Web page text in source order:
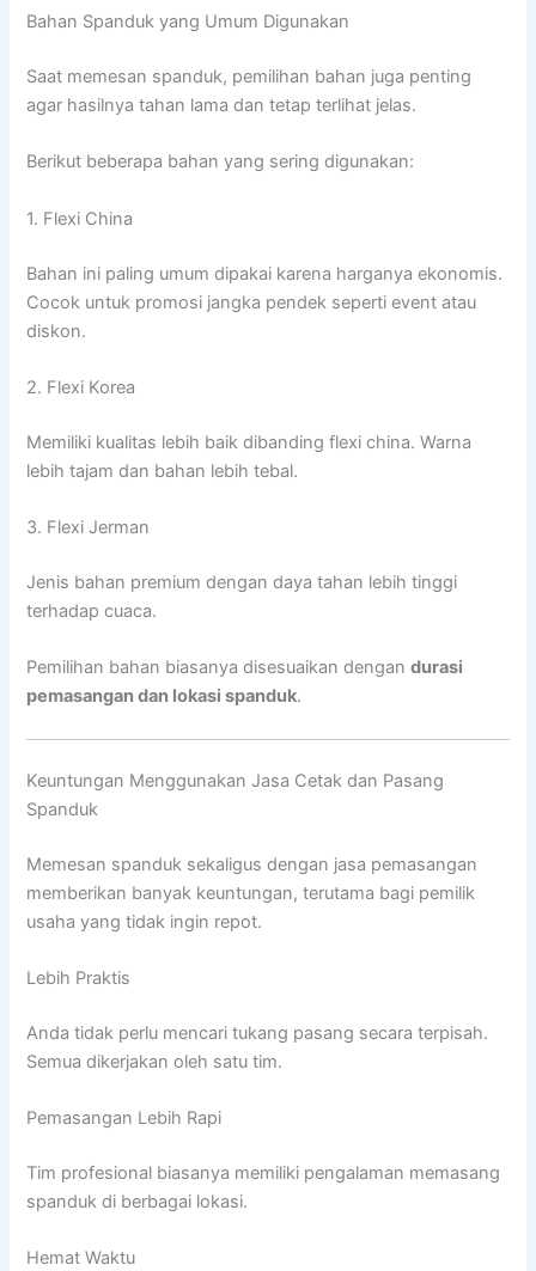
Bahan Spanduk yang Umum Digunakan
Saat memesan spanduk, pemilihan bahan juga penting
agar hasilnya tahan lama dan tetap terlihat jelas.
Berikut beberapa bahan yang sering digunakan:
1. Flexi China
Bahan ini paling umum dipakai karena harganya ekonomis.
Cocok untuk promosi jangka pendek seperti event atau
diskon.
2. Flexi Korea
Memiliki kualitas lebih baik dibanding flexi china. Warna
lebih tajam dan bahan lebih tebal.
3. Flexi Jerman
Jenis bahan premium dengan daya tahan lebih tinggi
terhadap cuaca.
Pemilihan bahan biasanya disesuaikan dengandurasi
pemasangan dan lokasi spanduk.
Keuntungan Menggunakan Jasa Cetak dan Pasang
Spanduk
Memesan spanduk sekaligus dengan jasa pemasangan
memberikan banyak keuntungan, terutama bagi pemilik
usaha yang tidak ingin repot.
Lebih Praktis
Anda tidak perlu mencari tukang pasang secara terpisah.
Semua dikerjakan oleh satu tim.
Pemasangan Lebih Rapi
Tim profesional biasanya memiliki pengalaman memasang
spanduk di berbagai lokasi.
Hemat Waktu